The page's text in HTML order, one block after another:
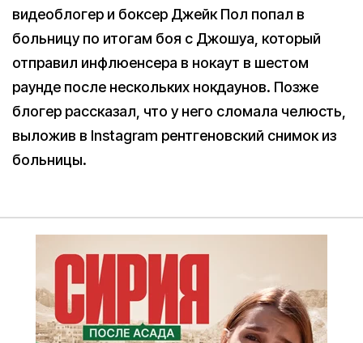
видеоблогер и боксер Джейк Пол попал в
больницу по итогам боя с Джошуа, который
отправил инфлюенсера в нокаут в шестом
раунде после нескольких нокдаунов. Позже
блогер рассказал, что у него сломала челюсть,
выложив в Instagram рентгеновский снимок из
больницы.